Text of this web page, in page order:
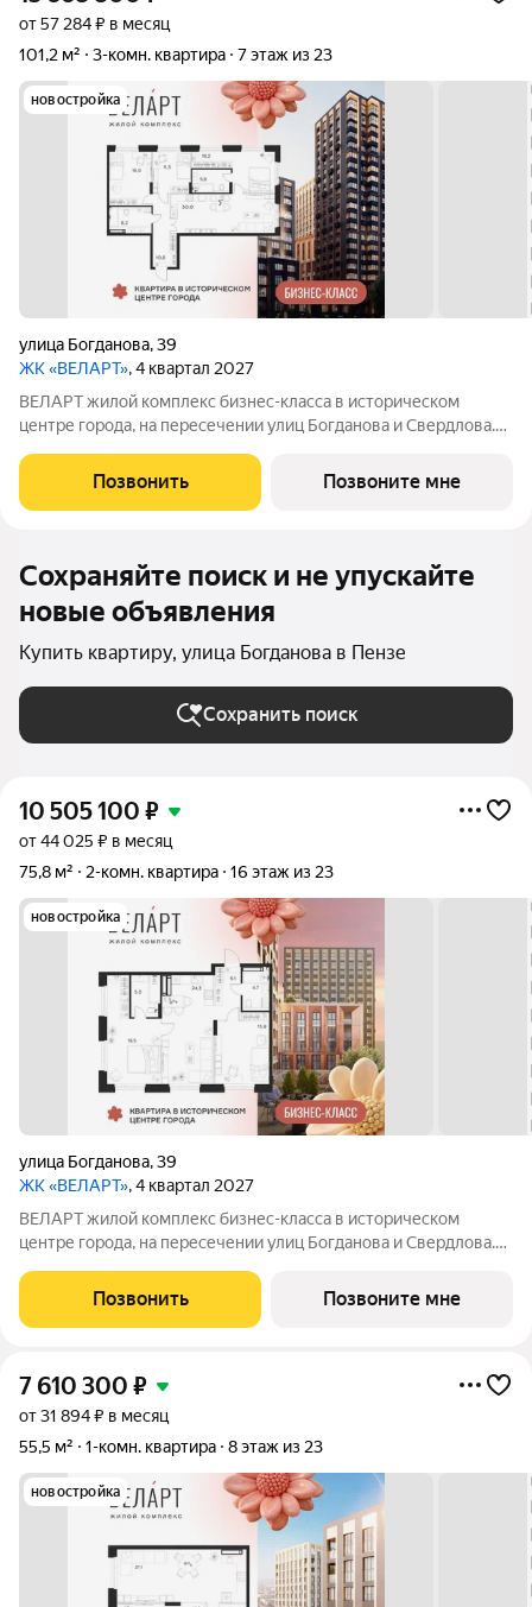
от 57 284 ₽ в месяц
101,2 м²
3-комн. квартира 7 этаж из 23
новостройка
улица Богданова,39
ЖК «ВЕЛАРТ», 4 квартал 2027
ВЕЛАРТ жилой комплекс бизнес-класса в историческом
центре города, на пересечении улиц Богданова и Свердлова.
своей архитектурой Клинкерная плитка и композитные панели
Позвонить Позвоните мне
Сохраняйте поиск и не упускайте
новые объявления
Купить квартиру, улица Богданова в Пензе
Сохранить поиск
10 505 100 ₽
от 44 025 ₽ в месяц
75,8 м²
2-комн. квартира 16 этаж из 23
новостройка
улица Богданова,39
ЖК «ВЕЛАРТ», 4 квартал 2027
ВЕЛАРТ жилой комплекс бизнес-класса в историческом
центре города, на пересечении улиц Богданова и Свердлова.
своей архитектурой Клинкерная плитка и композитные панели
Позвонить Позвоните мне
7 610 300 ₽
от 31 894 ₽ в месяц
55,5 м²
1-комн. квартира 8 этаж из 23
новостройка